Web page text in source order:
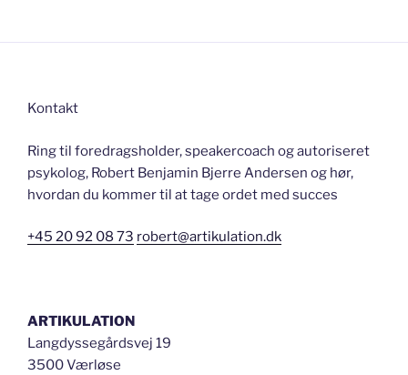
god
Kontakt
Ring til foredragsholder, speakercoach og autoriseret
psykolog, Robert Benjamin Bjerre Andersen og hør,
hvordan du kommer til at tage ordet med succes
+45 20 92 08 73 robert@artikulation.dk
ARTIKULATION
Langdyssegårdsvej 19
3500 Værløse